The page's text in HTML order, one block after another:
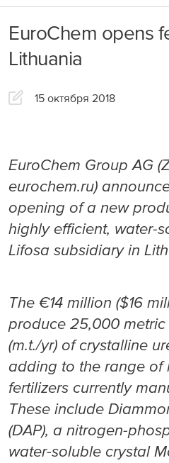
О Компании
Наши активы
Корпоративное управление
Продукция
Продукция
Устойчивое развитие
Устойчивое развитие
Сопровождение продукции
Карьера
Специальные карьерные
Наши вакансии
Контакты HR
Пресс-центр
Все новости
Наш бренд
Мы в социальных сетях
Инвесторам
Инвесторам
Долговые инвесторы
Поставщикам
Другие
EuroChem Group AG
Продажи
Минеральные удобрения
Раскрытие
ЕвроХим
EuroChem opens
Lithuania
15 октября 2018
EuroChem Group AG
eurochem.ru)
opening of a new
highly efficient, water-
Lifosa subsidiary in
The €14 million ($16
produce 25,000
(m.t./yr) of crystalline
adding to the range of
fertilizers currently
These include
(DAP), a nitrogen-
water-soluble crystal